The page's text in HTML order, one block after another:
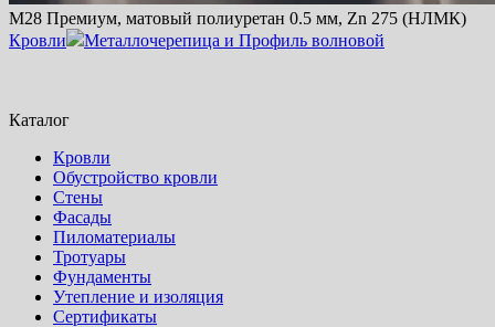
М28 Премиум, матовый полиуретан 0.5 мм, Zn 275 (НЛМК)
Кровли
Металлочерепица и Профиль волновой
Каталог
Кровли
Обустройство кровли
Стены
Фасады
Пиломатериалы
Тротуары
Фундаменты
Утепление и изоляция
Сертификаты